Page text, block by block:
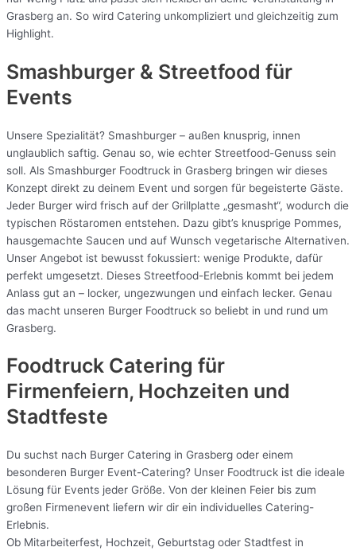
Grasberg an. So wird Catering unkompliziert und gleichzeitig zum
Highlight.
Smashburger & Streetfood für
Events
Unsere Spezialität? Smashburger – außen knusprig, innen
unglaublich saftig. Genau so, wie echter Streetfood-Genuss sein
soll. Als Smashburger Foodtruck in Grasberg bringen wir dieses
Konzept direkt zu deinem Event und sorgen für begeisterte Gäste.
Jeder Burger wird frisch auf der Grillplatte „gesmasht“, wodurch die
typischen Röstaromen entstehen. Dazu gibt’s knusprige Pommes,
hausgemachte Saucen und auf Wunsch vegetarische Alternativen.
Unser Angebot ist bewusst fokussiert: wenige Produkte, dafür
perfekt umgesetzt. Dieses Streetfood-Erlebnis kommt bei jedem
Anlass gut an – locker, ungezwungen und einfach lecker. Genau
das macht unseren Burger Foodtruck so beliebt in und rund um
Grasberg.
Foodtruck Catering für
Firmenfeiern, Hochzeiten und
Stadtfeste
Du suchst nach Burger Catering in Grasberg oder einem
besonderen Burger Event-Catering? Unser Foodtruck ist die ideale
Lösung für Events jeder Größe. Von der kleinen Feier bis zum
großen Firmenevent liefern wir dir ein individuelles Catering-
Erlebnis.
Ob Mitarbeiterfest, Hochzeit, Geburtstag oder Stadtfest in